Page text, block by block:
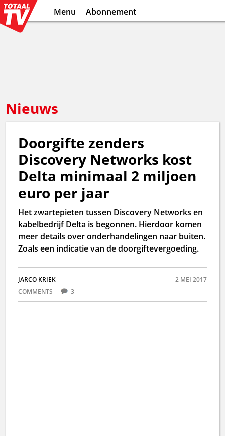
Menu Abonnement
Nieuws
Doorgifte zenders
Discovery Networks kost
Delta minimaal 2 miljoen
euro per jaar
Het zwartepieten tussen Discovery Networks en
kabelbedrijf Delta is begonnen. Hierdoor komen
meer details over onderhandelingen naar buiten.
Zoals een indicatie van de doorgiftevergoeding.
JARCO KRIEK
2 MEI 2017
COMMENTS
3